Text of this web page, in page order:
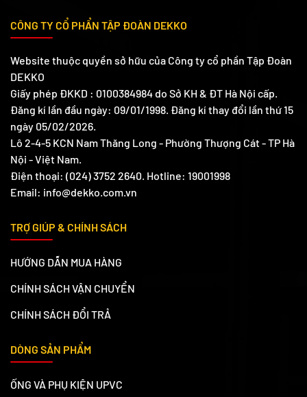
CÔNG TY CỔ PHẨN TẬP ĐOÀN DEKKO
Website thuộc quyền sở hữu của Công ty cổ phần Tập Đoàn
DEKKO
Giấy phép ĐKKD : 0100384984 do Sở KH & ĐT Hà Nội cấp.
Đăng kí lần đầu ngày: 09/01/1998. Đăng kí thay đổi lần thứ 15
ngày 05/02/2026.
Lô 2-4-5 KCN Nam Thăng Long - Phường Thượng Cát - TP Hà
Nội - Việt Nam.
Điện thoại: (024) 3752 2640. Hotline: 19001998
Email: info@dekko.com.vn
TRỢ GIÚP & CHÍNH SÁCH
HƯỚNG DẪN MUA HÀNG
CHÍNH SÁCH VẬN CHUYỂN
CHÍNH SÁCH ĐỔI TRẢ
DÒNG SẢN PHẨM
ỐNG VÀ PHỤ KIỆN UPVC